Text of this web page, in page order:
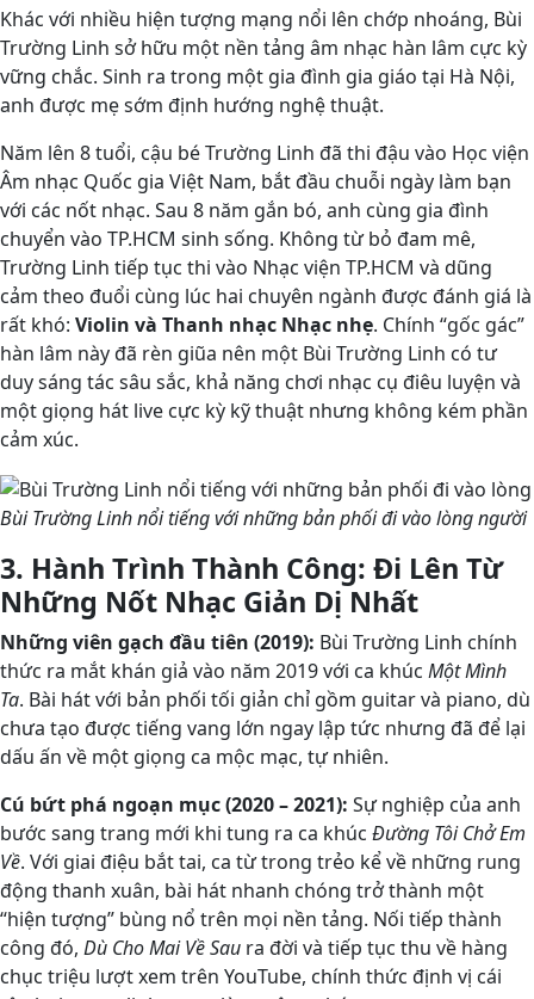
Khác với nhiều hiện tượng mạng nổi lên chớp nhoáng, Bùi
Trường Linh sở hữu một nền tảng âm nhạc hàn lâm cực kỳ
vững chắc. Sinh ra trong một gia đình gia giáo tại Hà Nội,
anh được mẹ sớm định hướng nghệ thuật.
Năm lên 8 tuổi, cậu bé Trường Linh đã thi đậu vào Học viện
Âm nhạc Quốc gia Việt Nam, bắt đầu chuỗi ngày làm bạn
với các nốt nhạc. Sau 8 năm gắn bó, anh cùng gia đình
chuyển vào TP.HCM sinh sống. Không từ bỏ đam mê,
Trường Linh tiếp tục thi vào Nhạc viện TP.HCM và dũng
cảm theo đuổi cùng lúc hai chuyên ngành được đánh giá là
rất khó: Violin và Thanh nhạc Nhạc nhẹ. Chính “gốc gác”
hàn lâm này đã rèn giũa nên một Bùi Trường Linh có tư
duy sáng tác sâu sắc, khả năng chơi nhạc cụ điêu luyện và
một giọng hát live cực kỳ kỹ thuật nhưng không kém phần
cảm xúc.
Bùi Trường Linh nổi tiếng với những bản phối đi vào lòng người
3. Hành Trình Thành Công: Đi Lên Từ
Những Nốt Nhạc Giản Dị Nhất
Những viên gạch đầu tiên (2019): Bùi Trường Linh chính
thức ra mắt khán giả vào năm 2019 với ca khúc Một Mình
Ta. Bài hát với bản phối tối giản chỉ gồm guitar và piano, dù
chưa tạo được tiếng vang lớn ngay lập tức nhưng đã để lại
dấu ấn về một giọng ca mộc mạc, tự nhiên.
Cú bứt phá ngoạn mục (2020 – 2021): Sự nghiệp của anh
bước sang trang mới khi tung ra ca khúc Đường Tôi Chở Em
Về. Với giai điệu bắt tai, ca từ trong trẻo kể về những rung
động thanh xuân, bài hát nhanh chóng trở thành một
“hiện tượng” bùng nổ trên mọi nền tảng. Nối tiếp thành
công đó, Dù Cho Mai Về Sau ra đời và tiếp tục thu về hàng
chục triệu lượt xem trên YouTube, chính thức định vị cái